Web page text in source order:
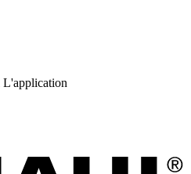
L'application